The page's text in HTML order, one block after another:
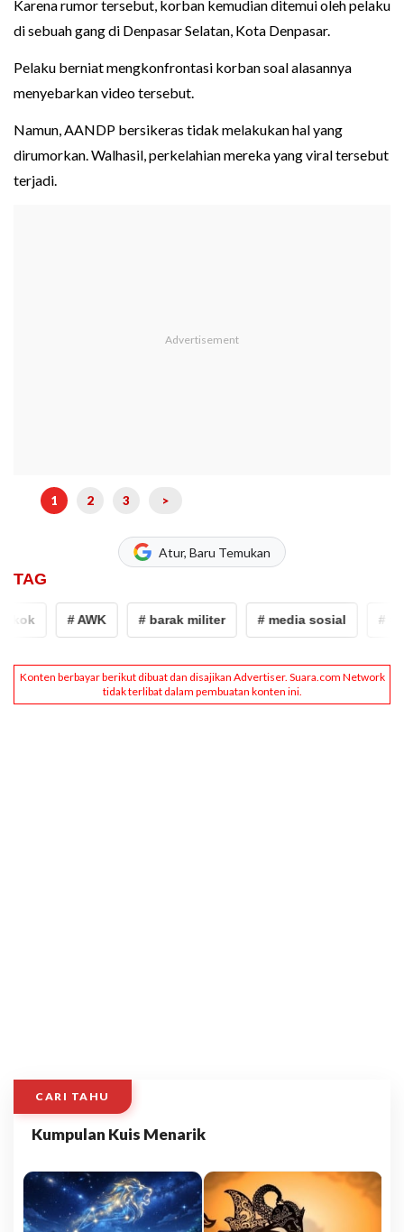
Karena rumor tersebut, korban kemudian ditemui oleh pelaku
di sebuah gang di Denpasar Selatan, Kota Denpasar.
Pelaku berniat mengkonfrontasi korban soal alasannya
menyebarkan video tersebut.
Namun, AANDP bersikeras tidak melakukan hal yang
dirumorkan. Walhasil, perkelahian mereka yang viral tersebut
terjadi.
1 2 3 >
Atur, Baru Temukan
TAG
# AWK # barak militer # media sosial #
CARI TAHU
Kumpulan Kuis Menarik